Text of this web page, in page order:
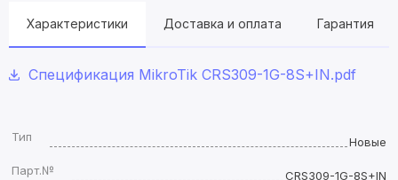
Характеристики Доставка и оплата Гарантия
Спецификация MikroTik CRS309-1G-8S+IN.pdf
Тип
Новые
Парт.№
CRS309-1G-8S+IN